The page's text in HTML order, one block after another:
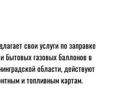
свои услуги по заправке
бытовых газовых баллонов в
области, действуют
и топливным картам.